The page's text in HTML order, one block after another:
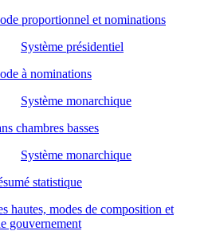
proportionnel et nominations
Système présidentiel
à nominations
Système monarchique
chambres basses
Système monarchique
statistique
hautes, modes de composition et
gouvernement